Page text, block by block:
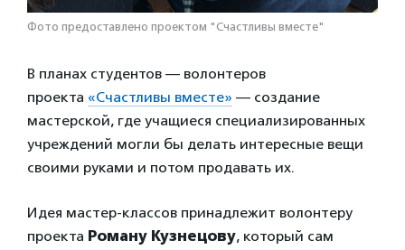
Фото предоставлено проектом "Счастливы вместе"
В планах студентов — волонтеров
проекта «Счастливы вместе» — создание
мастерской, где учащиеся специализированных
учреждений могли бы делать интересные вещи
своими руками и потом продавать их.
Идея мастер-классов принадлежит волонтеру
проекта Роману Кузнецову, который сам